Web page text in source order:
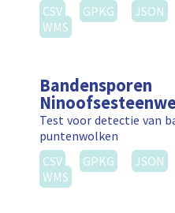
CSV GPKG JSON
WMS
Bandensporen
Test voor detectie van
puntenwolken
CSV
GPKG JSON
WMS